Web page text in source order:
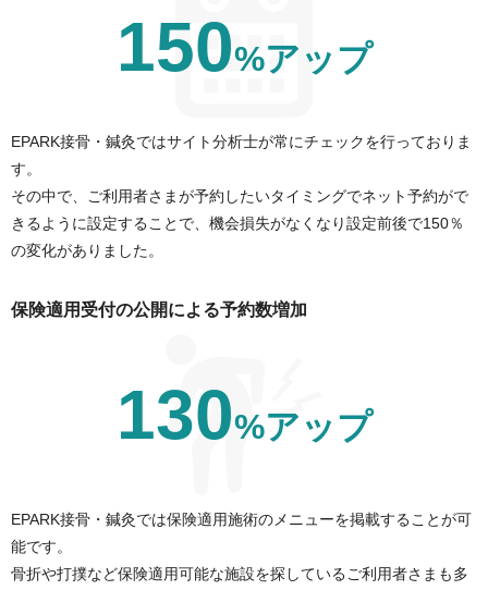
150%アップ
EPARK接骨・鍼灸ではサイト分析士が常にチェックを行っておりま
す。
その中で、ご利用者さまが予約したいタイミングでネット予約がで
きるように設定することで、機会損失がなくなり設定前後で150％
の変化がありました。
保険適用受付の公開による予約数増加
130%アップ
EPARK接骨・鍼灸では保険適用施術のメニューを掲載することが可
能です。
骨折や打撲など保険適用可能な施設を探しているご利用者さまも多